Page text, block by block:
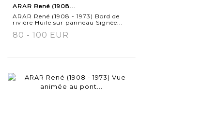
détaillée
ARAR René (1908...
ARAR René (1908 - 1973) Bord de
rivière Huile sur panneau Signée...
80 - 100 EUR